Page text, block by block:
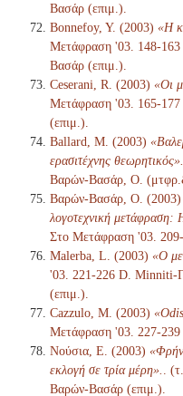
Βασάρ (επιμ.).
Bonnefoy, Y. (2003) «Η
Μετάφραση '03. 148-
Βασάρ (επιμ.).
Ceserani, R. (2003) «Οι
Μετάφραση '03. 165-
(επιμ.).
Ballard, M. (2003)
ερασιτέχνης θεωρητικός».
Βαρών-Βασάρ, Ο.
Βαρών-Βασάρ, Ο. (2003)
λογοτεχνική μετάφραση:
Στο Μετάφραση '03.
Malerba, L. (2003) «Ο
'03. 221-226 D. Minniti-
(επιμ.).
Cazzulo, M. (2003)
Μετάφραση '03. 227-
Νούσια, Ε. (2003)
εκλογή σε τρία μέρη».
.
Βαρών-Βασάρ (επιμ.).